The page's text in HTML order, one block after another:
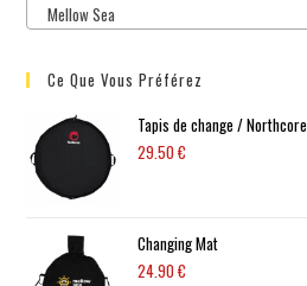
Mellow Sea
Ce Que Vous Préférez
Tapis de change / Northcore
29.50€
Changing Mat
24.90€